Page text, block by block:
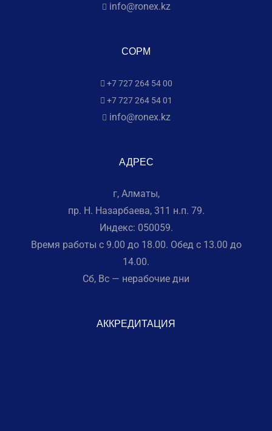
info@ronex.kz
СОРМ
+7 727 264 54 00
+7 727 264 54 01
info@ronex.kz
АДРЕС
г, Алматы,
пр. Н. Назарбаева, 311 н.п. 79.
Индекс: 050059.
Время работы с 9.00 до 18.00. Обед с 13.00 до
14.00.
Сб, Вс — нерабочие дни
АККРЕДИТАЦИЯ